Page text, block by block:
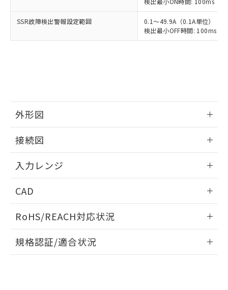
SSR故障検出警報設定範囲
0.1～49.9A（0.1A単位）
検出最小OFF時間: 100ms（
外形図
接続図
入力レンジ
CAD
ドすることができます。
ログイン/会員登録
RoHS/REACH対応状況
EU RoHS 注意事項・凡例
規格認証/適合状況